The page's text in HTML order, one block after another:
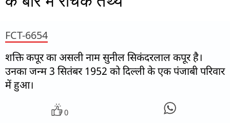
FCT-6654
शक्ति कपूर का असली नाम सुनील सिकंदरलाल कपूर है।
उनका जन्म 3 सितंबर 1952 को दिल्ली के एक पंजाबी परिवार
में हुआ।
0